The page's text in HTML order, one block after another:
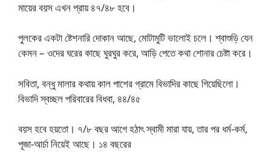
মায়ের বয়স এখন প্রায় ৪৭/৪৮ হবে।
পুলকের একটা ষ্টেশনারি দোকান আছে, মোটামুটি ভালোই চলে। শ্বাশুড়ি যেন
কেমন – ওদের ঘরের কাছে ঘুরঘুর করে, আড়ি পেতে কথা শোনার চেষ্টা করে।
সবিতা, বন্ধু মালার কথায় কাল পাশের গ্রামে বিভাদির কাছে গিয়েছিলো।
বিভাদি স্বচ্ছল পরিবারের বিধবা, ৪৪/৪৫
বয়স হবে হয়তো। ৭/৮ বছর আগে হঠাৎ স্বামী মারা যায়, তার পর ধর্ম-কর্ম,
পূজা-আর্চা নিয়েই আছে। ১৪ বছরের